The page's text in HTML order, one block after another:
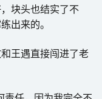
块头也结实了不
出来的。
王遇直接闯进了老